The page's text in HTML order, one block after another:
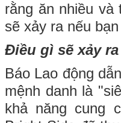
rằng ăn nhiều
sẽ xảy ra nếu
Điều gì sẽ xảy
Báo Lao động
mệnh danh là
khả năng cung